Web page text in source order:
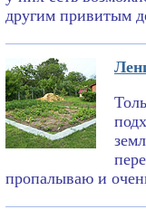
другим привитым
пропалываю и